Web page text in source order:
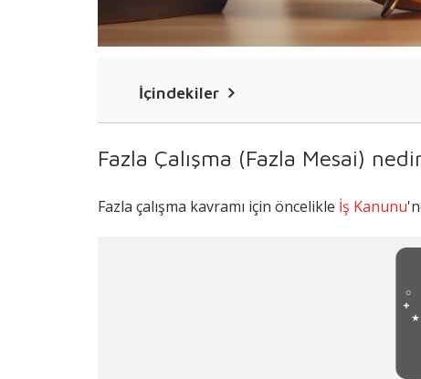
İçindekiler
Fazla Çalışma Bir Yılda En Fazla Kaç
Fazla Çalışma İçin Çalışanın Yazılı
Fazla Çalışma (Fazla Mesai) Ücreti
Hafta Tatilinde Yapılan Çalışmaların
Yarım Saatten Az veya Fazla Olacak
Ulusal Bayram ve Genel Tatil
Fazla Çalışma (Fazla Mesai)
Fazla çalışma kavramı için öncelikle İş Kanunu